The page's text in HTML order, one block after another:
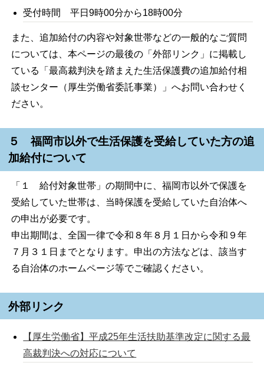
受付時間 平日9時00分から18時00分
また、追加給付の内容や対象世帯などの一般的なご質問
については、本ページの最後の「外部リンク」に掲載し
ている「最高裁判決を踏まえた生活保護費の追加給付相
談センター（厚生労働省委託事業）」へお問い合わせく
ださい。
５ 福岡市以外で生活保護を受給していた方の追
加給付について
「１ 給付対象世帯」の期間中に、福岡市以外で保護を
受給していた世帯は、当時保護を受給していた自治体へ
の申出が必要です。
申出期間は、全国一律で令和８年８月１日から令和９年
７月３１日までとなります。申出の方法などは、該当す
る自治体のホームページ等でご確認ください。
外部リンク
【厚生労働省】平成25年生活扶助基準改定に関する最
高裁判決への対応について